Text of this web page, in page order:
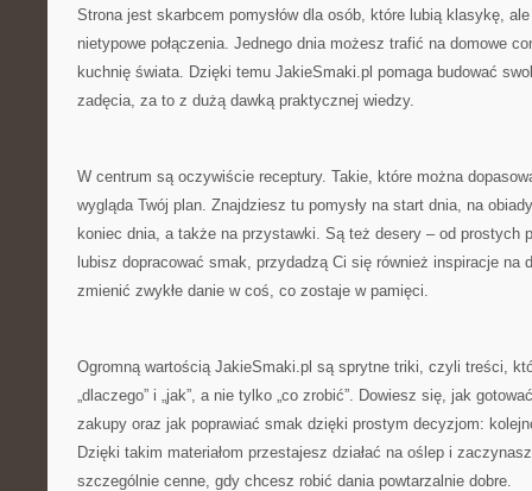
Strona jest skarbcem pomysłów dla osób, które lubią klasykę,
nietypowe połączenia. Jednego dnia możesz trafić na domowe
kuchnię świata. Dzięki temu JakieSmaki.pl pomaga budować
zadęcia, za to z dużą dawką praktycznej wiedzy.
W centrum są oczywiście receptury. Takie, które można
wygląda Twój plan. Znajdziesz tu pomysły na start dnia, na
koniec dnia, a także na przystawki. Są też desery – od prostych
lubisz dopracować smak, przydadzą Ci się również inspiracje na
zmienić zwykłe danie w coś, co zostaje w pamięci.
Ogromną wartością JakieSmaki.pl są sprytne triki, czyli treści,
„dlaczego” i „jak”, a nie tylko „co zrobić”. Dowiesz się, jak
zakupy oraz jak poprawiać smak dzięki prostym decyzjom:
Dzięki takim materiałom przestajesz działać na oślep i
szczególnie cenne, gdy chcesz robić dania powtarzalnie dobre.